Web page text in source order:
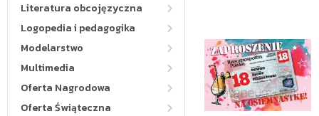
Literatura obcojęzyczna
Logopedia i pedagogika
Modelarstwo
Multimedia
Oferta Nagrodowa
Oferta Świąteczna